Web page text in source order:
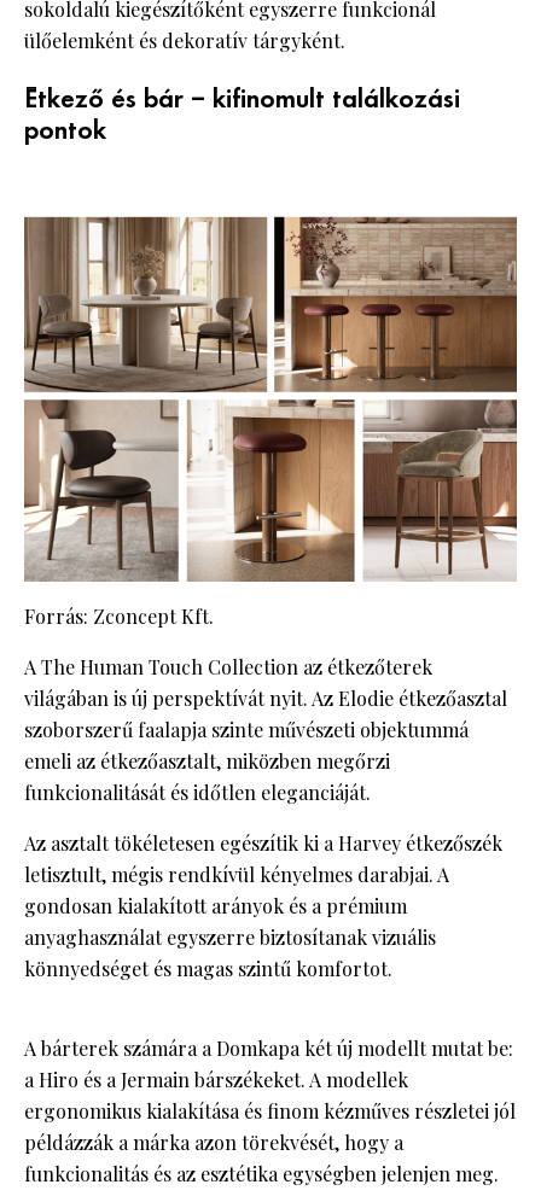
sokoldalú kiegészítőként egyszerre funkcionál
ülőelemként és dekoratív tárgyként.
Étkező és bár – kifinomult találkozási
pontok
Forrás: Zconcept Kft.
A The Human Touch Collection az étkezőterek
világában is új perspektívát nyit. Az Elodie étkezőasztal
szoborszerű faalapja szinte művészeti objektummá
emeli az étkezőasztalt, miközben megőrzi
funkcionalitását és időtlen eleganciáját.
Az asztalt tökéletesen egészítik ki a Harvey étkezőszék
letisztult, mégis rendkívül kényelmes darabjai. A
gondosan kialakított arányok és a prémium
anyaghasználat egyszerre biztosítanak vizuális
könnyedséget és magas szintű komfortot.
A bárterek számára a Domkapa két új modellt mutat be:
a Hiro és a Jermain bárszékeket. A modellek
ergonomikus kialakítása és finom kézműves részletei jól
példázzák a márka azon törekvését, hogy a
funkcionalitás és az esztétika egységben jelenjen meg.